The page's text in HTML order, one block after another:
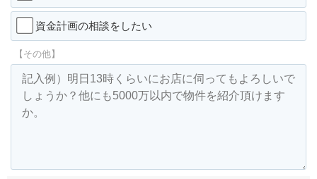
資金計画の相談をしたい
【その他】